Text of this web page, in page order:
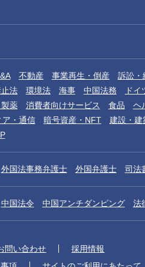
不動産 事業再生・倒産 訴訟・
法 環境法 海事 中国法務 ドイ
薬 消費者向けサービス 食品 ヘ
・通信 暗号資産・NFT 建設・建
外国法事務弁護士 外国弁護士 司法
中国法令 中国アンチダンピング 法
問い合わせ
採用情報